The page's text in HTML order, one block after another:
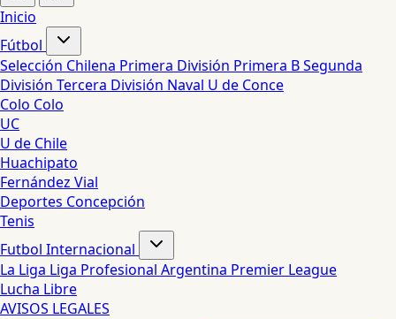
Inicio
Fútbol
Selección Chilena Primera División Primera BSegunda
División Tercera División Naval U de Conce
Colo Colo
UC
U de Chile
Huachipato
Fernández Vial
Deportes Concepción
Tenis
Futbol Internacional
La Liga Liga Profesional Argentina Premier League
Lucha Libre
AVISOS LEGALES